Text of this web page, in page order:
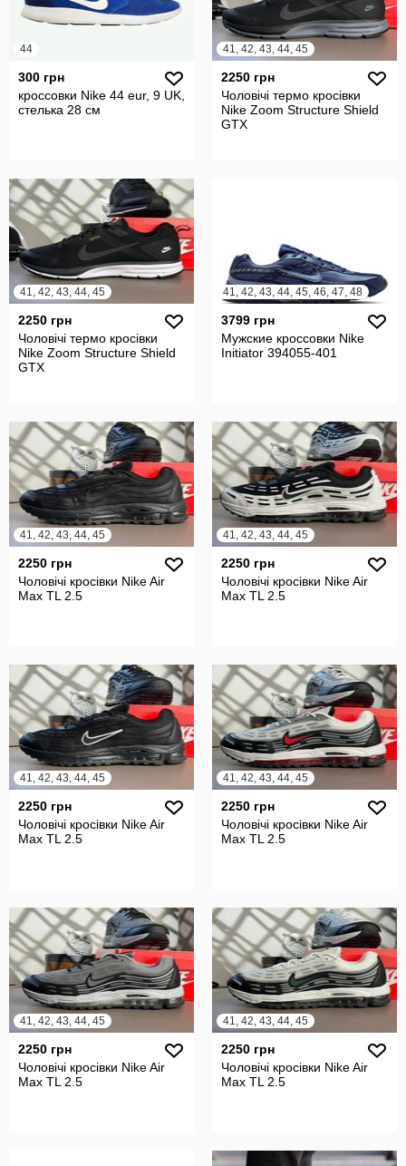
44
300 грн
кроссовки Nike 44 eur, 9 UK,
стелька 28 см
41, 42, 43, 44, 45
2250 грн
Чоловічі термо кросівки
Nike Zoom Structure Shield
GTX
41, 42, 43, 44, 45
2250 грн
Чоловічі термо кросівки
Nike Zoom Structure Shield
GTX
41, 42, 43, 44, 45, 46, 47, 48
3799 грн
Мужские кроссовки Nike
Initiator 394055-401
41, 42, 43, 44, 45
2250 грн
Чоловічі кросівки Nike Air
Max TL 2.5
41, 42, 43, 44, 45
2250 грн
Чоловічі кросівки Nike Air
Max TL 2.5
41, 42, 43, 44, 45
2250 грн
Чоловічі кросівки Nike Air
Max TL 2.5
41, 42, 43, 44, 45
2250 грн
Чоловічі кросівки Nike Air
Max TL 2.5
41, 42, 43, 44, 45
2250 грн
Чоловічі кросівки Nike Air
Max TL 2.5
41, 42, 43, 44, 45
2250 грн
Чоловічі кросівки Nike Air
Max TL 2.5